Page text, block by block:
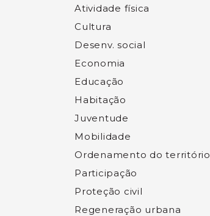
Atividade física
Cultura
Desenv. social
Economia
Educação
Habitação
Juventude
Mobilidade
Ordenamento do território
Participação
Proteção civil
Regeneração urbana